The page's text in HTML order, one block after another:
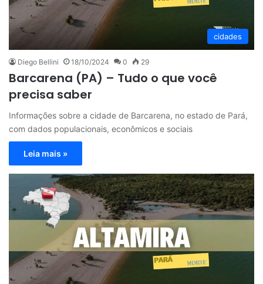
cidades
Diego Bellini 18/10/2024 0 29
Barcarena (PA) – Tudo o que você
precisa saber
Informações sobre a cidade de Barcarena, no estado de Pará,
com dados populacionais, econômicos e sociais
Leia mais »